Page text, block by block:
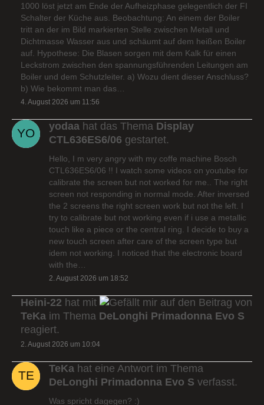
1000 löst jetzt am Ende der Aufheizphase gelegentlich der FI
Schalter der Küche aus. Beobachtung: An einem der Boiler
tritt an der im Bild markierten Stelle zwischen Metall und
Dichtmasse Wasser aus und schäumt auf dem heißen Boiler
auf. Hypothese: Die Blasen sorgen mit dem Kalk für einen
Leckstrom zwischen den spannungsführenden Leitungen am
Boiler und dem Schutzleiter. a) Wozu dient dieser Anschluss?
b) Wie bekommt man das…
4. August 2026 um 11:56
yodaa hat das Thema Display
CTL636ES6/06 gestartet.
Hello, I m very angry with my coffe machine Bosch
CTL636ES6/06 !! I watch some videos on youtube for
calibrate the screen but not worked for me.. The right
screen not responding in normal mode. After inversed
the 2 screens the right screen work but not the left. I
try to calibrate but not working even if i use a metallic
touch like a piece or the central ring. I decide to buy a
new touch screen after care of the screen type but
idem not working. I noticed that the electronic board
with the…
2. August 2026 um 18:52
Heini-22 hat mit
auf den Beitrag von
TeKa im Thema DeLonghi Primadonna Evo S
reagiert.
2. August 2026 um 10:04
TeKa hat eine Antwort im Thema
DeLonghi Primadonna Evo S verfasst.
Was spricht dagegen? :)